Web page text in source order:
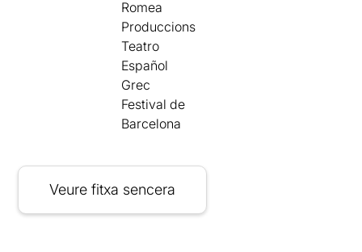
Romea
Produccions
Teatro
Español
Grec
Festival de
Barcelona
Veure fitxa sencera